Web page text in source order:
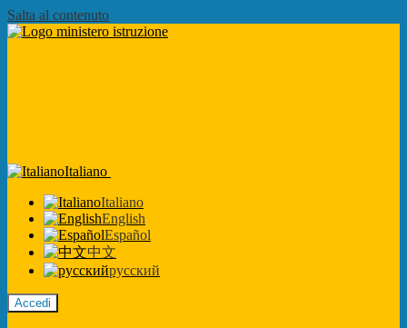
Salta al contenuto
Italiano
Italiano
English
Español
中文
русский
Accedi